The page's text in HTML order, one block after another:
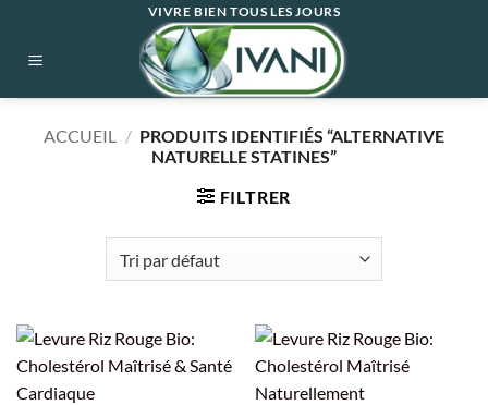
contenu
VIVRE BIEN TOUS LES JOURS
ACCUEIL / PRODUITS IDENTIFIÉS “ALTERNATIVE
NATURELLE STATINES”
FILTRER